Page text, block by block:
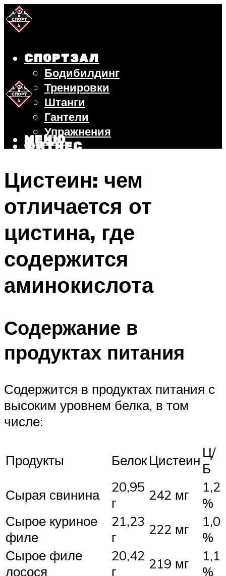
СПОРТЗАЛ
Бодибилдинг
Тренировки
Штанги
Гантели
Упражнения
ФИТНЕС
ВЕЛОСИПЕД
ПОХУДЕНИЕ
МЕНЮ
Цистеин: чем
отличается от
цистина, где
содержится
аминокислота
Содержание в
продуктах питания
Содержится в продуктах питания с
высоким уровнем белка, в том
числе:
Продукты БелокЦистеин Ц/
Б
Сырая свинина
20,95
г
242 мг
1,2
%
Сырое куриное
филе
21,23
г
222 мг
1,0
%
Сырое филе
лосося
20,42
г
219 мг
1,1
%